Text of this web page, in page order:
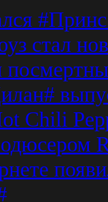
стал
Chili